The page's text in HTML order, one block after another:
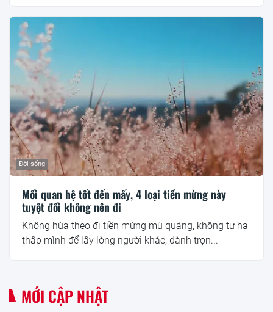
Đời sống
Mối quan hệ tốt đến mấy, 4 loại tiền mừng này
tuyệt đối không nên đi
Không hùa theo đi tiền mừng mù quáng, không tự hạ
thấp mình để lấy lòng người khác, dành trọn...
MỚI CẬP NHẬT